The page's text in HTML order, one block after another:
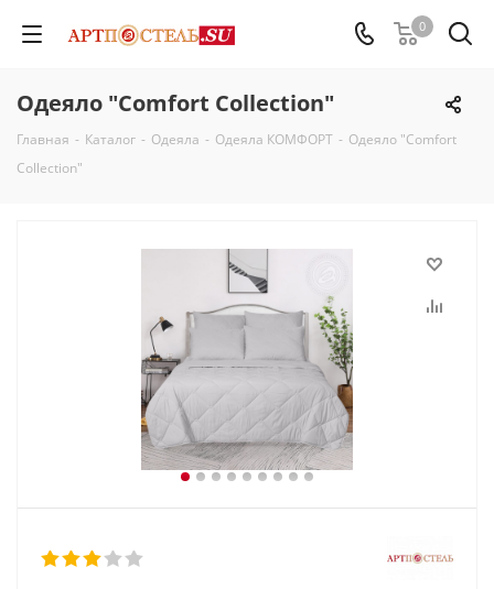
0
Одеяло "Comfort Collection"
Главная - Каталог - Одеяла - Одеяла КОМФОРТ - Одеяло "Comfort
Collection"